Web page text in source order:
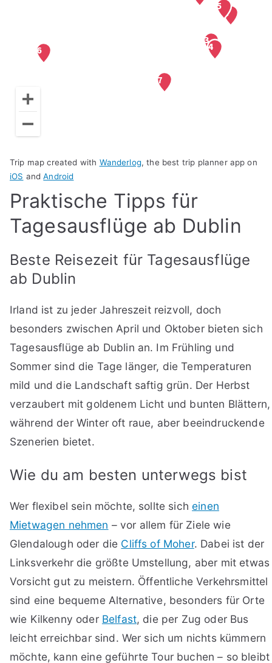
Trip map created with Wanderlog, the best trip planner app on
iOS andAndroid
Praktische Tipps für
Tagesausflüge ab Dublin
Beste Reisezeit für Tagesausflüge
ab Dublin
Irland ist zu jeder Jahreszeit reizvoll, doch
besonders zwischen April und Oktober bieten sich
Tagesausflüge ab Dublin an. Im Frühling und
Sommer sind die Tage länger, die Temperaturen
mild und die Landschaft saftig grün. Der Herbst
verzaubert mit goldenem Licht und bunten Blättern,
während der Winter oft raue, aber beeindruckende
Szenerien bietet.
Wie du am besten unterwegs bist
Wer flexibel sein möchte, sollte sich einen
Mietwagen nehmen – vor allem für Ziele wie
Glendalough oder die Cliffs of Moher. Dabei ist der
Linksverkehr die größte Umstellung, aber mit etwas
Vorsicht gut zu meistern. Öffentliche Verkehrsmittel
sind eine bequeme Alternative, besonders für Orte
wie Kilkenny oder Belfast, die per Zug oder Bus
leicht erreichbar sind. Wer sich um nichts kümmern
möchte, kann eine geführte Tour buchen – so bleibt